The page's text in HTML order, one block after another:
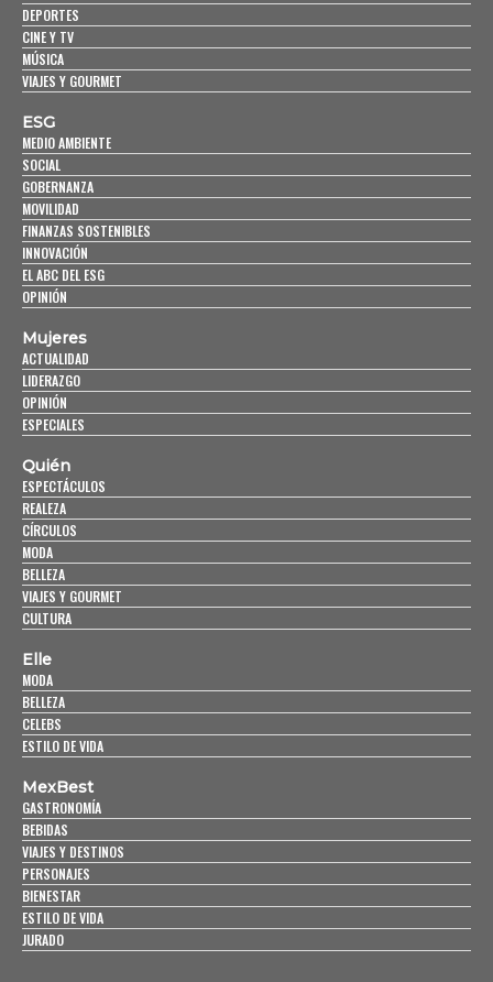
DEPORTES
CINE Y TV
MÚSICA
VIAJES Y GOURMET
ESG
MEDIO AMBIENTE
SOCIAL
GOBERNANZA
MOVILIDAD
FINANZAS SOSTENIBLES
INNOVACIÓN
EL ABC DEL ESG
OPINIÓN
Mujeres
ACTUALIDAD
LIDERAZGO
OPINIÓN
ESPECIALES
Quién
ESPECTÁCULOS
REALEZA
CÍRCULOS
MODA
BELLEZA
VIAJES Y GOURMET
CULTURA
Elle
MODA
BELLEZA
CELEBS
ESTILO DE VIDA
MexBest
GASTRONOMÍA
BEBIDAS
VIAJES Y DESTINOS
PERSONAJES
BIENESTAR
ESTILO DE VIDA
JURADO